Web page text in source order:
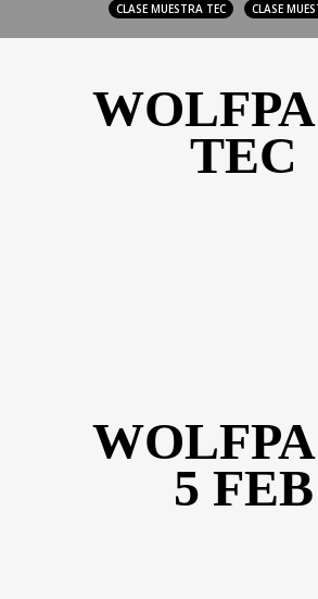
CLASE MUESTRA TEC CLASE
TEC
5 FEB